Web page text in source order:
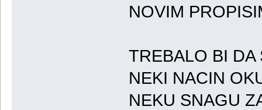
NOVIM
TREBALO BI DA
NEKI NACIN
NEKU SNAGU